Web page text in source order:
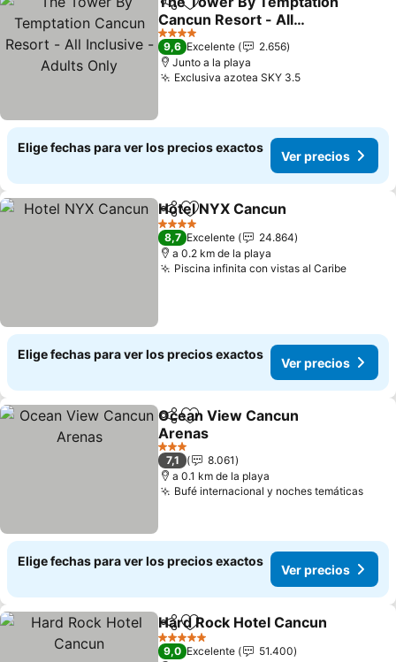
Compartir
Agregar a favoritos
Cancun Resort - All
Inclusive - Adults Only
Ver precios
4 Estrellas
9,6 Excelente
2.656
Junto a la playa
Exclusiva azotea SKY 3.5Ver precios
Elige fechas para ver los precios exactos
Ver precios
CompartirAgregar a favoritos
Hotel NYX Cancun
4 Estrellas
8,7 Excelente
24.864
a 0.2 km de la playa
Piscina infinita con vistas al CaribeVer
Elige fechas para ver los precios exactos
Ver precios
CompartirAgregar a favoritos
Ocean View Cancun
Arenas
Ver precios
3 Estrellas
7,1
8.061
a 0.1 km de la playa
Bufé internacional y noches temáticasVer
Elige fechas para ver los precios exactos
Ver precios
CompartirAgregar a favoritos
Hard Rock Hotel Cancun
5 Estrellas
9,0 Excelente
51.400